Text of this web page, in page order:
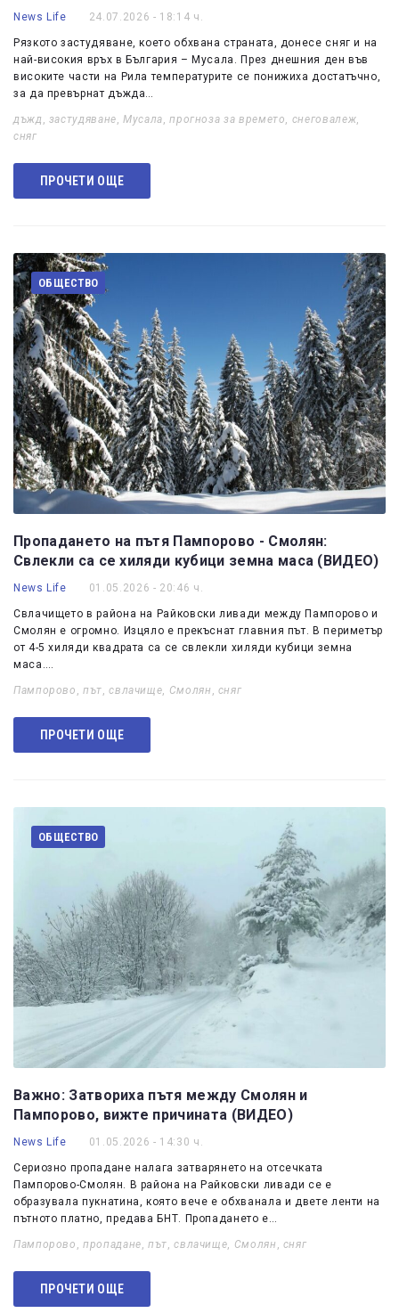
News Life 24.07.2026 - 18:14 ч.
Рязкото застудяване, което обхвана страната, донесе сняг и на
най-високия връх в България – Мусала. През днешния ден във
високите части на Рила температурите се понижиха достатъчно,
за да превърнат дъжда…
дъжд , застудяване,Мусала,прогноза за времето, снеговалеж,
сняг
ПРОЧЕТИ ОЩЕ
ОБЩЕСТВО
Пропадането на пътя Пампорово - Смолян:
Свлекли са се хиляди кубици земна маса (ВИДЕО)
News Life 01.05.2026 - 20:46 ч.
Свлачището в района на Райковски ливади между Пампорово и
Смолян е огромно. Изцяло е прекъснат главния път. В периметър
от 4-5 хиляди квадрата са се свлекли хиляди кубици земна
маса.…
Пампорово ,път,свлачище, Смолян , сняг
ПРОЧЕТИ ОЩЕ
ОБЩЕСТВО
Важно: Затвориха пътя между Смолян и
Пампорово, вижте причината (ВИДЕО)
News Life 01.05.2026 - 14:30 ч.
Сериозно пропадане налага затварянето на отсечката
Пампорово-Смолян. В района на Райковски ливади се е
образувала пукнатина, която вече е обхванала и двете ленти на
пътното платно, предава БНТ. Пропадането е…
Пампорово ,пропадане,път,свлачище, Смолян , сняг
ПРОЧЕТИ ОЩЕ